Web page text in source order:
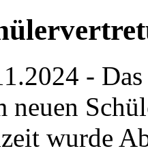
-
neuen
wurde